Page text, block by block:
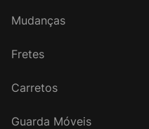
Mudanças
Fretes
Carretos
Guarda Móveis